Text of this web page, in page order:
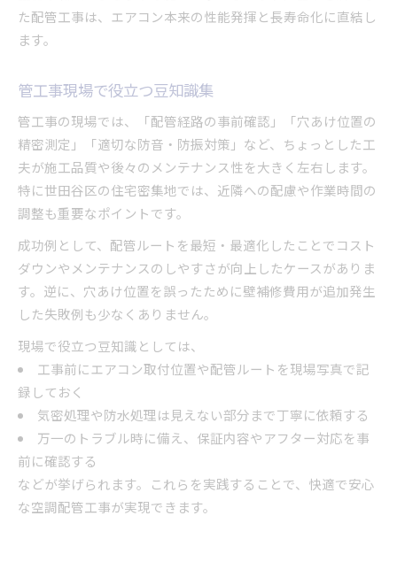
た配管工事は、エアコン本来の性能発揮と長寿命化に直結し
ます。
管工事現場で役立つ豆知識集
管工事の現場では、「配管経路の事前確認」「穴あけ位置の
精密測定」「適切な防音・防振対策」など、ちょっとした工
夫が施工品質や後々のメンテナンス性を大きく左右します。
特に世田谷区の住宅密集地では、近隣への配慮や作業時間の
調整も重要なポイントです。
成功例として、配管ルートを最短・最適化したことでコスト
ダウンやメンテナンスのしやすさが向上したケースがありま
す。逆に、穴あけ位置を誤ったために壁補修費用が追加発生
した失敗例も少なくありません。
現場で役立つ豆知識としては、
工事前にエアコン取付位置や配管ルートを現場写真で記
録しておく
気密処理や防水処理は見えない部分まで丁寧に依頼する
万一のトラブル時に備え、保証内容やアフター対応を事
前に確認する
などが挙げられます。これらを実践することで、快適で安心
な空調配管工事が実現できます。